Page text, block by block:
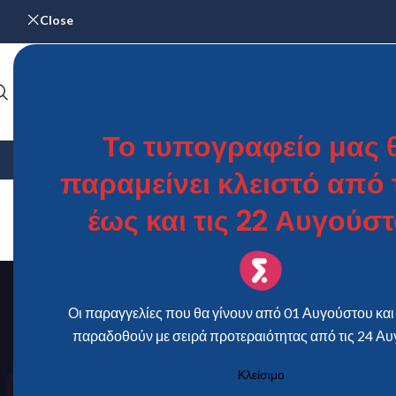
Close
Το τυπογραφείο μας
παραμείνει κλειστό από
έως και τις 22
Οι παραγγελίες που θα γίνουν από 01 Αυγούστου και
παραδοθούν με σειρά προτεραιότητας από τις 24
Κλείσιμο
ΑΡΧΙΚΉ ΓΆΜΟΣ & ΒΆΠΤΙΣΗΗΜΕΡΟΛΌΓΙΑΜΕΝΟΎ –